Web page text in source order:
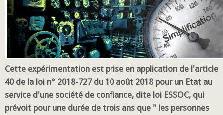
Cette expérimentation est prise en application de l'article
40 de la loi n° 2018-727 du 10 août 2018 pour un Etat au
service d'une société de confiance, dite loi ESSOC, qui
prévoit pour une durée de trois ans que " les personnes